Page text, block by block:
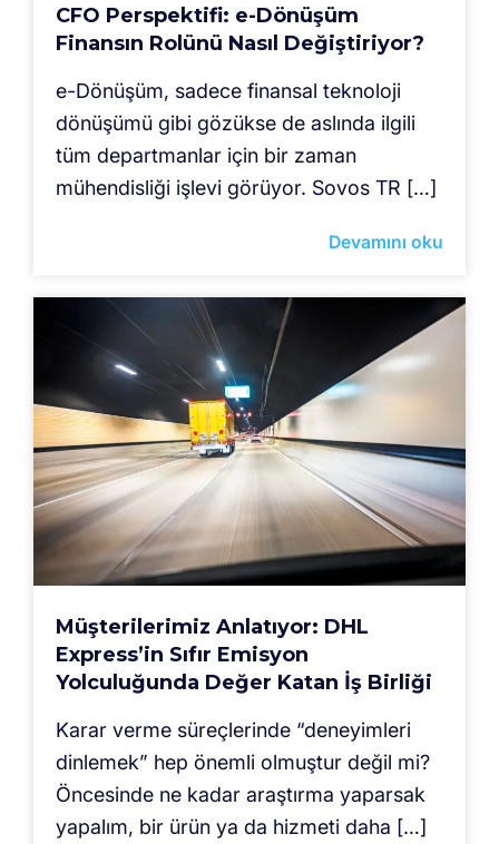
CFO Perspektifi: e-Dönüşüm
Finansın Rolünü Nasıl Değiştiriyor?
e-Dönüşüm, sadece finansal teknoloji
dönüşümü gibi gözükse de aslında ilgili
tüm departmanlar için bir zaman
mühendisliği işlevi görüyor. Sovos TR […]
Devamını oku
Müşterilerimiz Anlatıyor: DHL
Express’in Sıfır Emisyon
Yolculuğunda Değer Katan İş Birliği
Karar verme süreçlerinde “deneyimleri
dinlemek” hep önemli olmuştur değil mi?
Öncesinde ne kadar araştırma yaparsak
yapalım, bir ürün ya da hizmeti daha […]